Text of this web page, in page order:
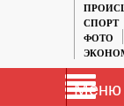
СПОРТ
ФОТО
Меню